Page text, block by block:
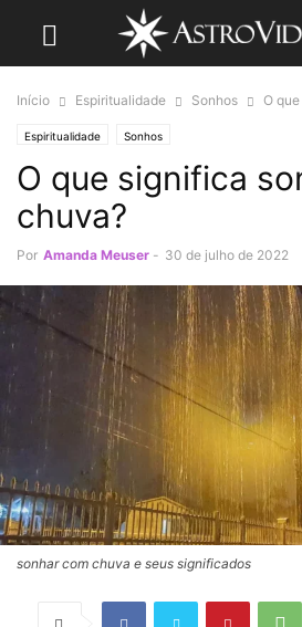
Início Espiritualidade Sonhos O
Espiritualidade Sonhos
O que significa
chuva?
Por Amanda Meuser - 30 de julho de 2022
sonhar com chuva e seus significados